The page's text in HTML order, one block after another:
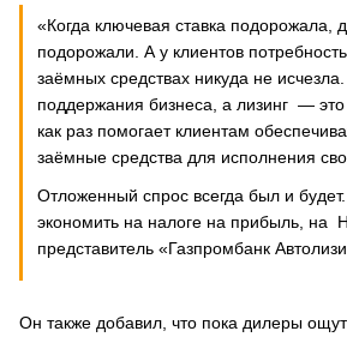
«Когда ключевая ставка подорожала,
подорожали. А у клиентов
заёмных средствах никуда не
поддержания бизнеса, а лизинг — это
как раз помогает клиентам
заёмные средства для исполнения
Отложенный спрос всегда был и
экономить на налоге на прибыль,
представитель «Газпромбанк
Он также добавил, что пока дилеры